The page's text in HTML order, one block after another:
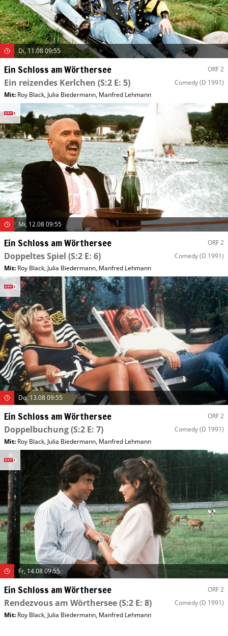
Di, 11.08 09:55
Ein Schloss am Wörthersee ORF 2
Ein reizendes Kerlchen (S:2 E: 5) Comedy(D 1991)
Mit: Roy Black, Julia Biedermann, Manfred Lehmann
Mi, 12.08 09:55
Ein Schloss am Wörthersee ORF 2
Doppeltes Spiel (S:2 E: 6) Comedy(D 1991)
Mit: Roy Black, Julia Biedermann, Manfred Lehmann
Do, 13.08 09:55
Ein Schloss am Wörthersee ORF 2
Doppelbuchung(S:2 E: 7) Comedy(D 1991)
Mit: Roy Black, Julia Biedermann, Manfred Lehmann
Fr, 14.08 09:55
Ein Schloss am Wörthersee ORF 2
Rendezvous am Wörthersee(S:2 E: 8) Comedy(D 1991)
Mit: Roy Black, Julia Biedermann, Manfred Lehmann